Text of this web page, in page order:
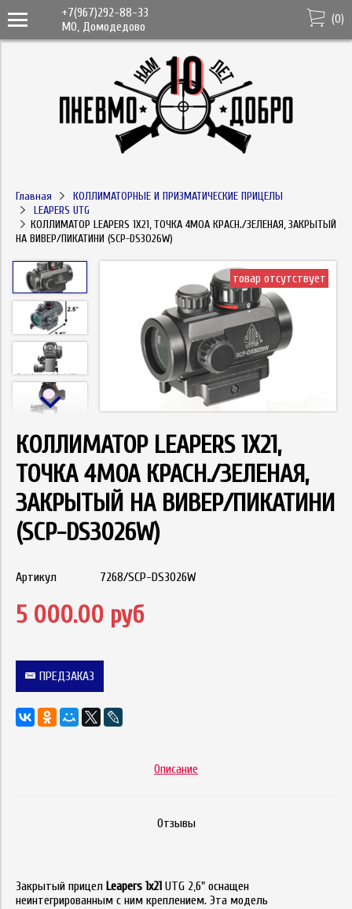
+7(967)292-88-33
МО, Домодедово
(0)
Главная
КОЛЛИМАТОРНЫЕ И ПРИЗМАТИЧЕСКИЕ ПРИЦЕЛЫ
LEAPERS UTG
КОЛЛИМАТОР LEAPERS 1Х21, ТОЧКА 4MOA КРАСН./ЗЕЛЕНАЯ, ЗАКРЫТЫЙ
НА ВИВЕР/ПИКАТИНИ (SCP-DS3026W)
товар отсутствует
КОЛЛИМАТОР LEAPERS 1Х21,
ТОЧКА 4MOA КРАСН./ЗЕЛЕНАЯ,
ЗАКРЫТЫЙ НА ВИВЕР/ПИКАТИНИ
(SCP-DS3026W)
Артикул 7268/SCP-DS3026W
5 000.00 руб
ПРЕДЗАКАЗ
Описание
Отзывы
Закрытый прицел Leapers 1x21 UTG 2,6" оснащен
неинтегрированным с ним креплением. Эта модель